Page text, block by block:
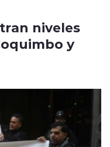
niveles
y